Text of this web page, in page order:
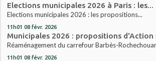
Elections municipales 2026 à Paris : les...
Elections municipales 2026 : les propositions...
11h01 08 févr. 2026
Municipales 2026 : propositions d'Action
Réaménagement du carrefour Barbès-
11h01 08 févr. 2026